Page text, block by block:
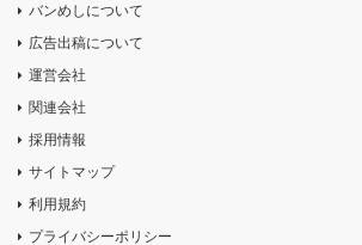
バンめしについて
広告出稿について
運営会社
関連会社
採用情報
サイトマップ
利用規約
プライバシーポリシー